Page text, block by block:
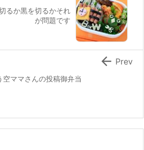
るか黒を切るかそれ
が問題です
空ママさんの投稿御弁当
 Prev